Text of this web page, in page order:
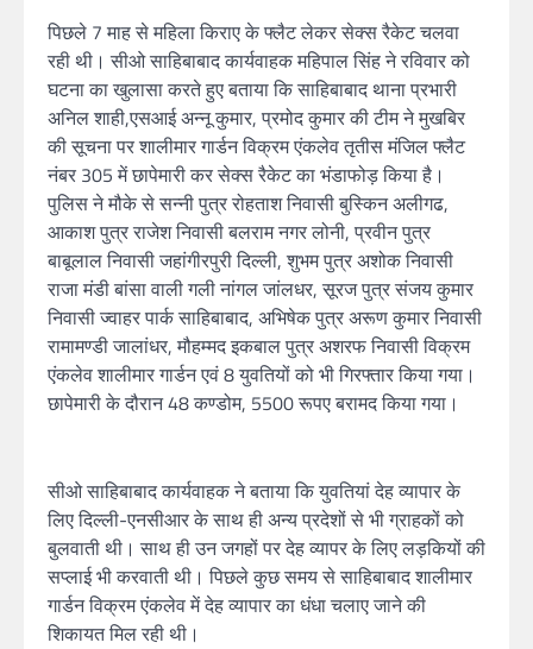
पिछले 7 माह से महिला किराए के फ्लैट लेकर सेक्स रैकेट चलवा
रही थी। सीओ साहिबाबाद कार्यवाहक महिपाल सिंह ने रविवार को
घटना का खुलासा करते हुए बताया कि साहिबाबाद थाना प्रभारी
अनिल शाही,एसआई अन्नू कुमार, प्रमोद कुमार की टीम ने मुखबिर
की सूचना पर शालीमार गार्डन विक्रम एंकलेव तृतीस मंजिल फ्लैट
नंबर 305 में छापेमारी कर सेक्स रैकेट का भंडाफोड़ किया है।
पुलिस ने मौके से सन्नी पुत्र रोहताश निवासी बुस्किन अलीगढ,
आकाश पुत्र राजेश निवासी बलराम नगर लोनी, प्रवीन पुत्र
बाबूलाल निवासी जहांगीरपुरी दिल्ली, शुभम पुत्र अशोक निवासी
राजा मंडी बांसा वाली गली नांगल जांलधर, सूरज पुत्र संजय कुमार
निवासी ज्वाहर पार्क साहिबाबाद, अभिषेक पुत्र अरूण कुमार निवासी
रामामण्डी जालांधर, मौहम्मद इकबाल पुत्र अशरफ निवासी विक्रम
एंकलेव शालीमार गार्डन एवं 8 युवतियों को भी गिरफ्तार किया गया।
छापेमारी के दौरान 48 कण्डोम, 5500 रूपए बरामद किया गया।
सीओ साहिबाबाद कार्यवाहक ने बताया कि युवतियां देह व्यापार के
लिए दिल्ली-एनसीआर के साथ ही अन्य प्रदेशों से भी ग्राहकों को
बुलवाती थी। साथ ही उन जगहों पर देह व्यापर के लिए लड़कियों की
सप्लाई भी करवाती थी। पिछले कुछ समय से साहिबाबाद शालीमार
गार्डन विक्रम एंकलेव में देह व्यापार का धंधा चलाए जाने की
शिकायत मिल रही थी।